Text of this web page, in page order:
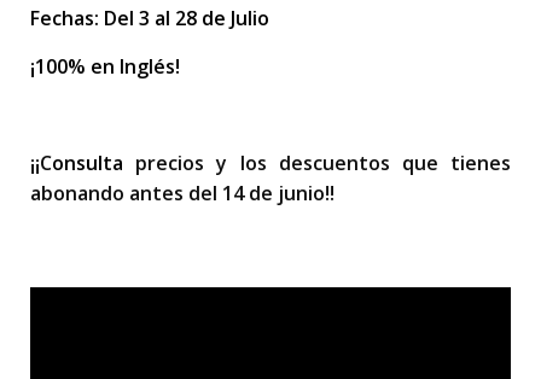
Fechas: Del 3 al 28 de Julio
¡100% en Inglés!
¡¡Consulta precios y los descuentos que tienes
abonando antes del 14 de junio!!